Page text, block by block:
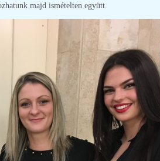
majd ismételten együtt.